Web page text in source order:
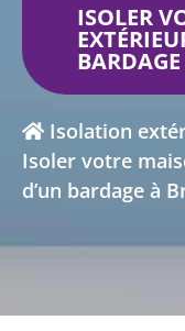
ISOLER
Isolation
Isoler votre
d’un bardage à